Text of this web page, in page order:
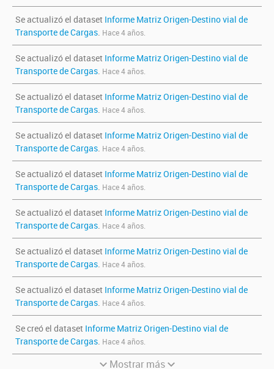
Se actualizó el dataset Informe Matriz Origen-Destino vial de
Transporte de Cargas. Hace 4 años.
Se actualizó el dataset Informe Matriz Origen-Destino vial de
Transporte de Cargas. Hace 4 años.
Se actualizó el dataset Informe Matriz Origen-Destino vial de
Transporte de Cargas. Hace 4 años.
Se actualizó el dataset Informe Matriz Origen-Destino vial de
Transporte de Cargas. Hace 4 años.
Se actualizó el dataset Informe Matriz Origen-Destino vial de
Transporte de Cargas. Hace 4 años.
Se actualizó el dataset Informe Matriz Origen-Destino vial de
Transporte de Cargas. Hace 4 años.
Se actualizó el dataset Informe Matriz Origen-Destino vial de
Transporte de Cargas. Hace 4 años.
Se actualizó el dataset Informe Matriz Origen-Destino vial de
Transporte de Cargas. Hace 4 años.
Se creó el dataset Informe Matriz Origen-Destino vial de
Transporte de Cargas. Hace 4 años.
Mostrar más